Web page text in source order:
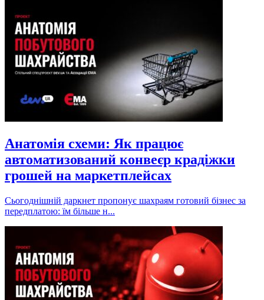
Анатомія схеми: Як працює
автоматизований конвеєр крадіжки
грошей на маркетплейсах
Сьогоднішній даркнет пропонує шахраям готовий бізнес за
передплатою: їм більше н...